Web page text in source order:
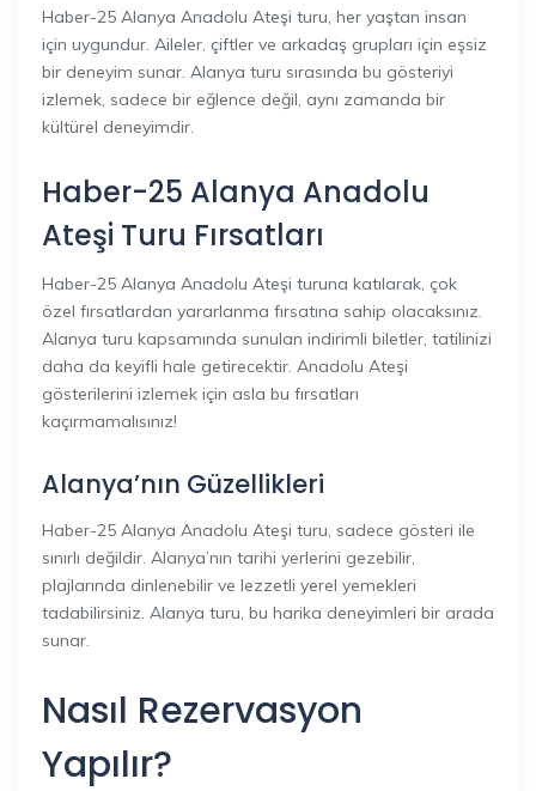
Haber-25 Alanya Anadolu Ateşi turu, her yaştan insan
için uygundur. Aileler, çiftler ve arkadaş grupları için eşsiz
bir deneyim sunar. Alanya turu sırasında bu gösteriyi
izlemek, sadece bir eğlence değil, aynı zamanda bir
kültürel deneyimdir.
Haber-25 Alanya Anadolu
Ateşi Turu Fırsatları
Haber-25 Alanya Anadolu Ateşi turuna katılarak, çok
özel fırsatlardan yararlanma fırsatına sahip olacaksınız.
Alanya turu kapsamında sunulan indirimli biletler, tatilinizi
daha da keyifli hale getirecektir. Anadolu Ateşi
gösterilerini izlemek için asla bu fırsatları
kaçırmamalısınız!
Alanya’nın Güzellikleri
Haber-25 Alanya Anadolu Ateşi turu, sadece gösteri ile
sınırlı değildir. Alanya’nın tarihi yerlerini gezebilir,
plajlarında dinlenebilir ve lezzetli yerel yemekleri
tadabilirsiniz. Alanya turu, bu harika deneyimleri bir arada
sunar.
Nasıl Rezervasyon
Yapılır?